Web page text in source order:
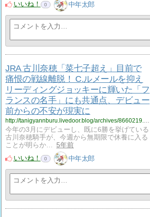
いいね！
0 中年太郎
JRA 古川奈穂「菜七子超え」目前で
痛恨の戦線離脱！ C.ルメールを抑え
リーディングジョッキーに輝いた「フ
ランスの名手」にも共通点、デビュー
前からの不安が現実に
http://tanigyannburu.livedoor.blog/archives/8660219.html
今年の3月にデビューし、既に6勝を挙げている
古川奈穂騎手が、今週から無期限で休養に入る
ことが明らか…
5年前
いいね！
0 中年太郎